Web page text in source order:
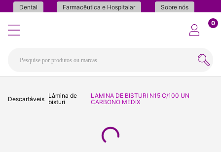
Dental Farmacêutica e Hospitalar Sobre nós
0
Descartáveis Lâmina de
bisturi
LAMINA DE BISTURI N15 C/100 UN
CARBONO MEDIX